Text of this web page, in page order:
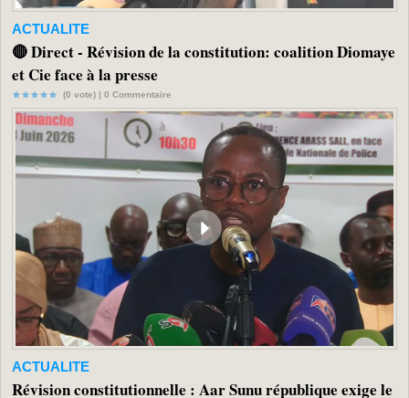
ACTUALITE
🔴 Direct - Révision de la constitution: coalition Diomaye
et Cie face à la presse
(0 vote) | 0 Commentaire
ACTUALITE
Révision constitutionnelle : Aar Sunu république exige le